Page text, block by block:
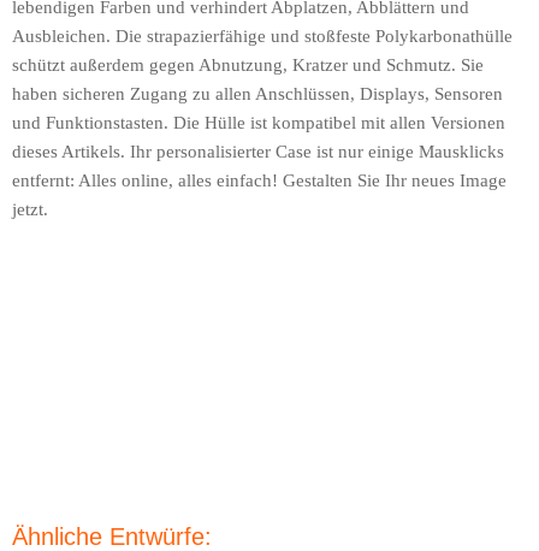
lebendigen Farben und verhindert Abplatzen, Abblättern und
Ausbleichen. Die strapazierfähige und stoßfeste Polykarbonathülle
schützt außerdem gegen Abnutzung, Kratzer und Schmutz. Sie
haben sicheren Zugang zu allen Anschlüssen, Displays, Sensoren
und Funktionstasten. Die Hülle ist kompatibel mit allen Versionen
dieses Artikels. Ihr personalisierter Case ist nur einige Mausklicks
entfernt: Alles online, alles einfach! Gestalten Sie Ihr neues Image
jetzt.
Ähnliche Entwürfe: